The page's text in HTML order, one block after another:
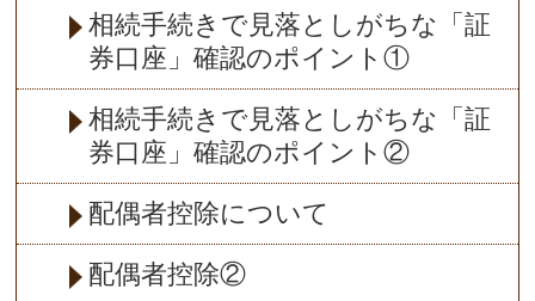
相続手続きで見落としがちな「証
券口座」確認のポイント①
相続手続きで見落としがちな「証
券口座」確認のポイント②
配偶者控除について
配偶者控除②